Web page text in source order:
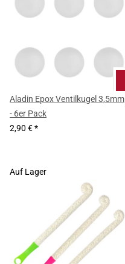
Aladin Epox Ventilkugel 3,5mm
- 6er Pack
2,90 €*
Auf Lager